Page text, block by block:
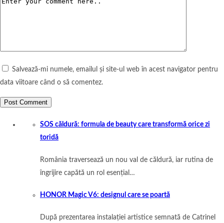
Salvează-mi numele, emailul și site-ul web în acest navigator pentru
data viitoare când o să comentez.
SOS căldură: formula de beauty care transformă orice zi
toridă
România traversează un nou val de căldură, iar rutina de
îngrijire capătă un rol esențial…
HONOR Magic V6: designul care se poartă
După prezentarea instalației artistice semnată de Catrinel